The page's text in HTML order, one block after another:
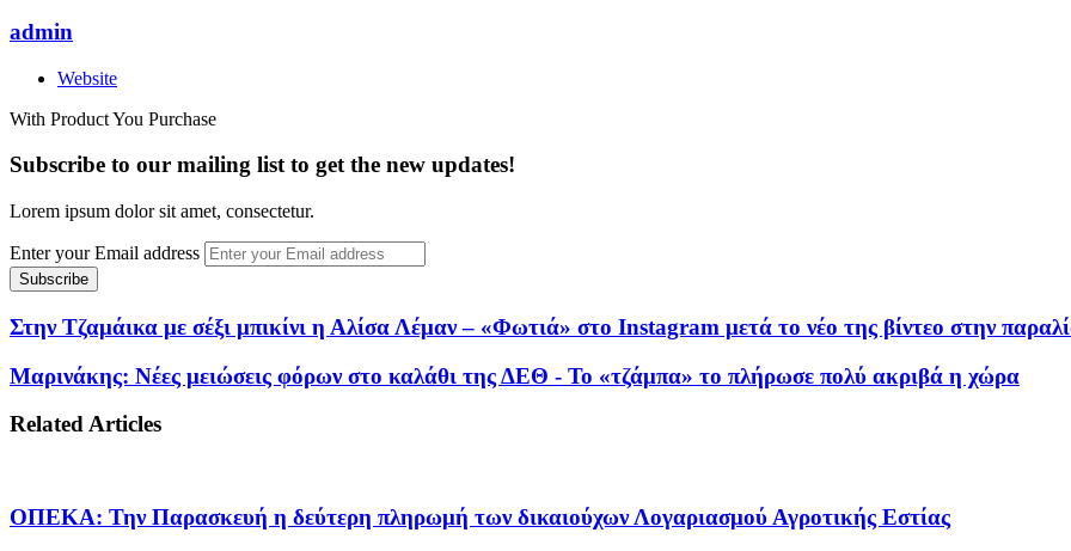
admin
Website
With Product You Purchase
Subscribe to our mailing list to get the new updates!
Lorem ipsum dolor sit amet, consectetur.
Enter your Email address
Στην Τζαμάικα με σέξι μπικίνι η Αλίσα Λέμαν – «Φωτιά» στο Instagram μετά το νέο της βίντεο στην
Μαρινάκης: Νέες μειώσεις φόρων στο καλάθι της ΔΕΘ - Το «τζάμπα» το πλήρωσε πολύ ακριβά η χώρα
Related Articles
ΟΠΕΚΑ: Την Παρασκευή η δεύτερη πληρωμή των δικαιούχων Λογαριασμού Αγροτικής Εστίας